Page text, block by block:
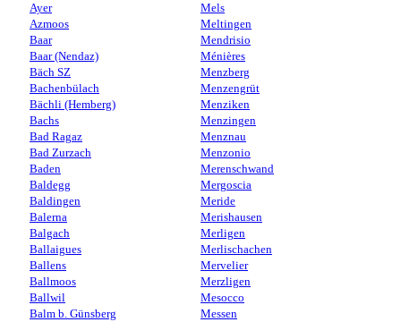
Ayer
Azmoos
Baar
Baar (Nendaz)
Bäch SZ
Bachenbülach
Bächli (Hemberg)
Bachs
Bad Ragaz
Bad Zurzach
Baden
Baldegg
Baldingen
Balerna
Balgach
Ballaigues
Ballens
Ballmoos
Ballwil
Balm b. Günsberg
Mels
Meltingen
Mendrisio
Ménières
Menzberg
Menzengrüt
Menziken
Menzingen
Menznau
Menzonio
Merenschwand
Mergoscia
Meride
Merishausen
Merligen
Merlischachen
Mervelier
Merzligen
Mesocco
Messen